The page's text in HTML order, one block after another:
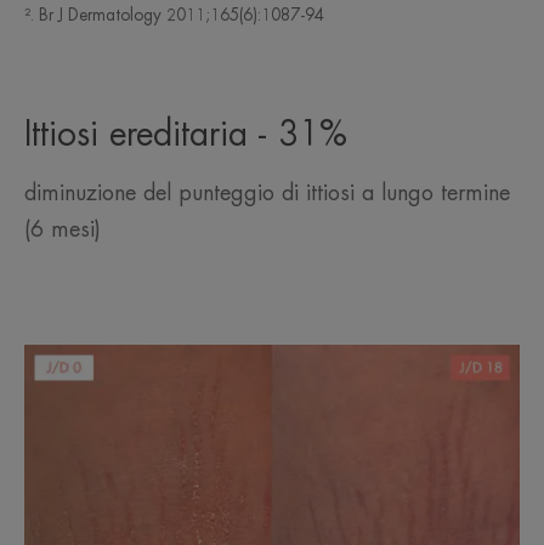
². Br J Dermatology 2011;165(6):1087-94
Ittiosi ereditaria - 31%
diminuzione del punteggio di ittiosi a lungo termine
(6 mesi)